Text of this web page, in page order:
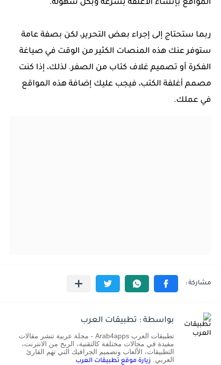
المواقع بإنشاء الأغلفة بسرعة وبكل سهولة.
ربما ستحتاج إلى إجراء بعض التحرير، لكن بصفة عامة
ستوفر عنك هذه المنصات الكثير من الوقت في صياغة
الفكرة أو تصميم غلاف كتاب من الصفر. لذلك، إذا كنت
مصمم أغلفة الكتب، فيجب عليك إضافة هذه المواقع
في عملك.
بواسطة : تطبيقات العرب
تطبيقات العرب Arab4apps - مجلة عربية تنشر مقالات
مفيدة في مجالات مختلفة كالتقنية، الربح من الانترنت،
التطبيقات، الألعاب وتصميم الجرافيك التي تهم القارئ
العربي.
زيارة موقع تطبيقات العرب